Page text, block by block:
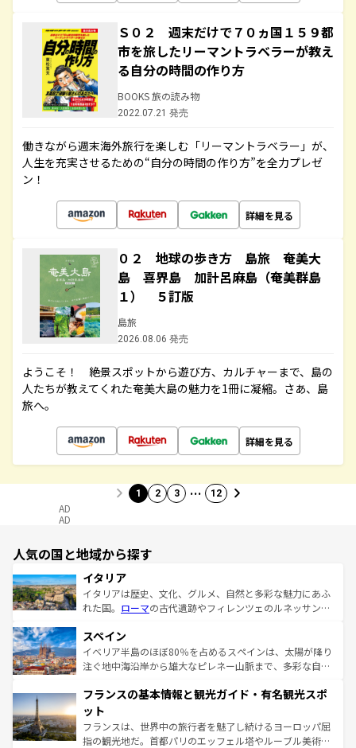
Ｓ０２ 週末だけで７０ヵ国１５９都
市を旅したリーマントラベラーが教え
る自分の時間の作り方
BOOKS 旅の読み物
2022.07.21 発売
働きながら週末海外旅行を楽しむ「リーマントラベラー」が、
人生を充実させるための“自分の時間の作り方”を全力プレゼ
ン！
詳細を見る
０２ 地球の歩き方 島旅 奄美大
島 喜界島 加計呂麻島（奄美群島
１） ５訂版
島旅
2026.08.06 発売
ようこそ！ 絶景スポットから遊び方、カルチャーまで、島の
人たちが教えてくれた奄美大島の魅力を1冊に凝縮。さあ、島
旅へ。
詳細を見る
1 2 3 … 12
AD
AD
人気の国と地域から探す
イタリア
イタリアは歴史、文化、グルメ、自然と多彩な魅力にあふ
れた国。 ローマの古代遺跡やフィレンツェのルネッサンス
ろん、トスカーナの美しい田園風景やアマルフィ海岸の絶
景など、自然景観も見逃せない。観光の合間には、本場の
ピザやパスタなど、絶品のイタリア料理を堪能することも
ませてくれるイタリアで、忘れられない旅をしてみよう！
なお、新着のイタリア情報は
しい。
スペイン
イベリア半島のほぼ80％を占めるスペインは、太陽が降り
注ぐ地中海沿岸から雄大なピレネー山脈まで、多彩な自然
文化が根付くこの国では、情熱的なフラメンコ、熱気あふ
れる闘牛、そして美味しいタパスが生活の一部となってい
る。首都マドリードの洗練された雰囲気や、バルセロナの
アートに溢れた街角から、地方では古代ローマ遺跡や中世
フランスの基本情報と観光ガイド・有名観光スポ
ット
フランスは、世界中の旅行者を魅了し続けるヨーロッパ屈
指の観光地だ。首都パリのエッフェル塔やルーブル美術館